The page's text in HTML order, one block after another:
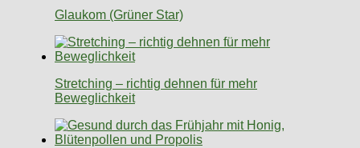
Glaukom (Grüner Star)
Stretching – richtig dehnen für mehr
Beweglichkeit